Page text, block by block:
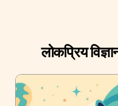
लोकप्रिय